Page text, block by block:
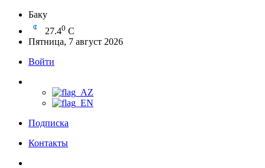
Баку
27.40 C
Пятница, 7 август 2026
Войти
Подписка
Контакты